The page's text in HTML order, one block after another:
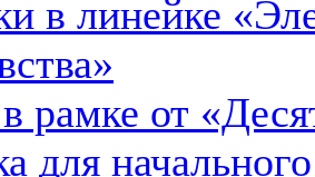
в линейке
рамке от
для